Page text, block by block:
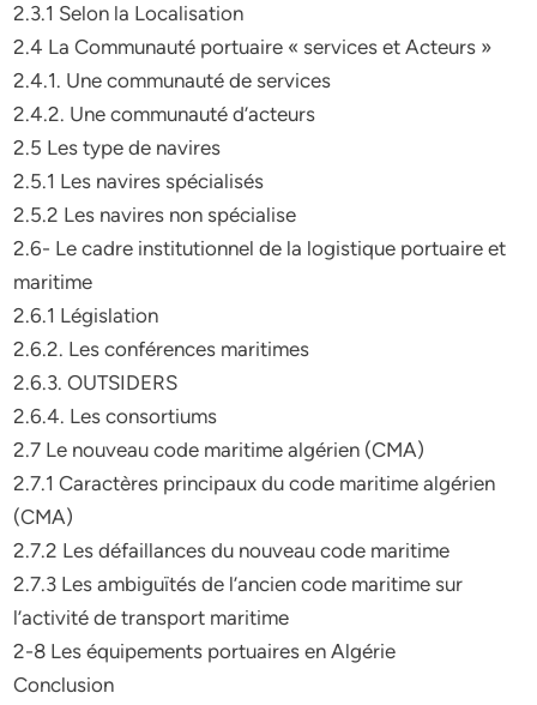
2.3.1 Selon la Localisation
2.4 La Communauté portuaire « services et Acteurs »
2.4.1. Une communauté de services
2.4.2. Une communauté d’acteurs
2.5 Les type de navires
2.5.1 Les navires spécialisés
2.5.2 Les navires non spécialise
2.6- Le cadre institutionnel de la logistique portuaire et
maritime
2.6.1 Législation
2.6.2. Les conférences maritimes
2.6.3. OUTSIDERS
2.6.4. Les consortiums
2.7 Le nouveau code maritime algérien (CMA)
2.7.1 Caractères principaux du code maritime algérien
(CMA)
2.7.2 Les défaillances du nouveau code maritime
2.7.3 Les ambiguïtés de l’ancien code maritime sur
l’activité de transport maritime
2-8 Les équipements portuaires en Algérie
Conclusion